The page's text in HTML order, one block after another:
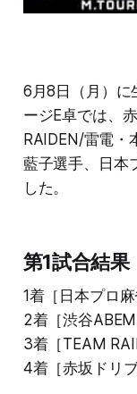
6月8日（月）に
ージE卓では、
RAIDEN/雷電・
藍子選手、日本
した。
第1試合結果
1着［日本プロ
2着［渋谷
3着［TEAM
4着［赤坂ドリ